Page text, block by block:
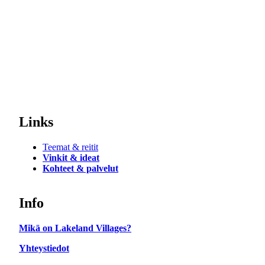
Links
Teemat & reitit
Vinkit & ideat
Kohteet & palvelut
Info
Mikä on Lakeland Villages?
Yhteystiedot